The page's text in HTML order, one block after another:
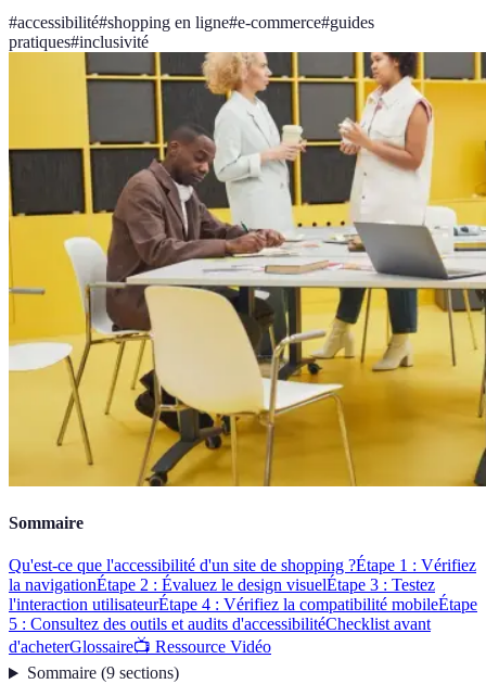
#accessibilité#shopping en ligne#e-commerce#guides
pratiques#inclusivité
Sommaire
Qu'est-ce que l'accessibilité d'un site de shopping ?Étape 1 : Vérifiez
la navigationÉtape 2 : Évaluez le design visuelÉtape 3 : Testez
l'interaction utilisateurÉtape 4 : Vérifiez la compatibilité mobileÉtape
5 : Consultez des outils et audits d'accessibilitéChecklist avant
d'acheterGlossaire📺 Ressource Vidéo
Sommaire(9 sections)